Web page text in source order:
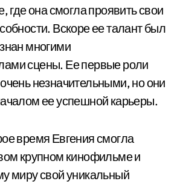
где она смогла проявить свои
Вскоре ее талант был
многими
сцены. Ее первые роли
незначительными, но они
ее успешной карьеры.
время Евгения смогла
крупном кинофильме и
миру свой уникальный